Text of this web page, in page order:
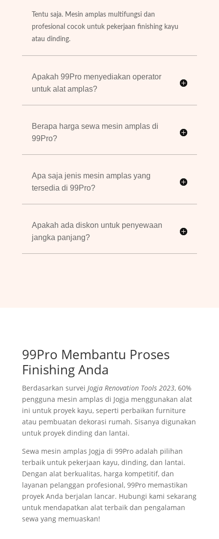
Tentu saja. Mesin amplas multifungsi dan
profesional cocok untuk pekerjaan finishing kayu
atau dinding.
Apakah 99Pro menyediakan operator
untuk alat amplas?
Berapa harga sewa mesin amplas di
99Pro?
Apa saja jenis mesin amplas yang
tersedia di 99Pro?
Apakah ada diskon untuk penyewaan
jangka panjang?
99Pro Membantu Proses
Finishing Anda
Berdasarkan survei Jogja Renovation Tools 2023, 60%
pengguna mesin amplas di Jogja menggunakan alat
ini untuk proyek kayu, seperti perbaikan furniture
atau pembuatan dekorasi rumah. Sisanya digunakan
untuk proyek dinding dan lantai.
Sewa mesin amplas Jogja di 99Pro adalah pilihan
terbaik untuk pekerjaan kayu, dinding, dan lantai.
Dengan alat berkualitas, harga kompetitif, dan
layanan pelanggan profesional, 99Pro memastikan
proyek Anda berjalan lancar. Hubungi kami sekarang
untuk mendapatkan alat terbaik dan pengalaman
sewa yang memuaskan!